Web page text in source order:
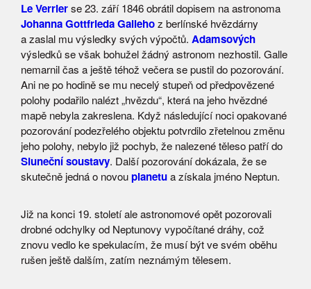
Le Verrierse 23. září 1846 obrátil dopisem na astronoma
Johanna Gottfrieda Gallehoz berlínské hvězdárny
a zaslal mu výsledky svých výpočtů. Adamsových
výsledků se však bohužel žádný astronom nezhostil. Galle
nemarnil čas a ještě téhož večera se pustil do pozorování.
Ani ne po hodině se mu necelý stupeň od předpovězené
polohy podařilo nalézt „hvězdu“, která na jeho hvězdné
mapě nebyla zakreslena. Když následující noci opakované
pozorování podezřelého objektu potvrdilo zřetelnou změnu
jeho polohy, nebylo již pochyb, že nalezené těleso patří do
Sluneční soustavy. Další pozorování dokázala, že se
skutečně jedná o novouplanetua získala jméno Neptun.
Již na konci 19. století ale astronomové opět pozorovali
drobné odchylky od Neptunovy vypočítané dráhy, což
znovu vedlo ke spekulacím, že musí být ve svém oběhu
rušen ještě dalším, zatím neznámým tělesem.